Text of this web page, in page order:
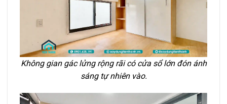
Không gian gác lửng rộng rãi có cửa sổ lớn đón ánh
sáng tự nhiên vào.